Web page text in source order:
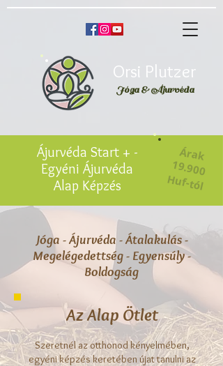
Orsi Plutzer
Jóga & Ájurvéda
Ájurvéda Start + -
Egyéni Ájurvéda
Alap Képzés
Á
rak
19.900
H
u
f-tól
Jóga - Ájurvéda - Átalakulás -
Megelégedettség - Egyensúly -
Boldogság
Az Alap Ötlet
Szeretnél az otthonod kényelmében,
egyéni képzés keretében újat tanulni az